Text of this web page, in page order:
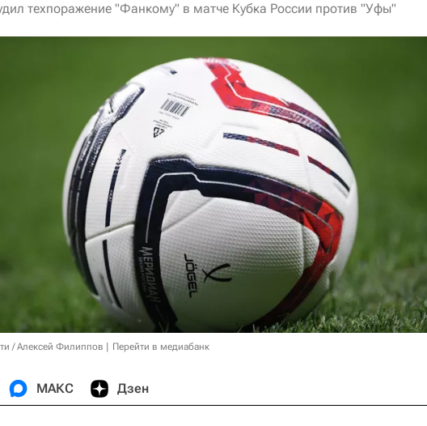
техпоражение "Фанкому" в матче Кубка России против "Уфы"
/ Алексей Филиппов Перейти в медиабанк
МАКС Дзен